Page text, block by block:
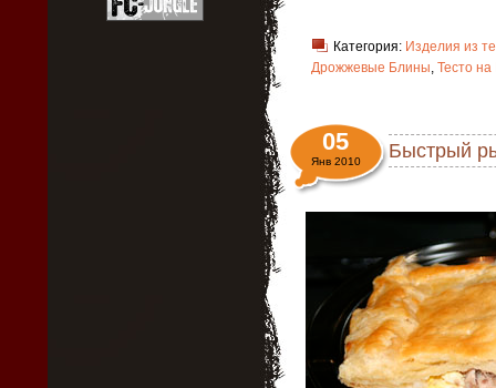
Категория: Изделия из
Дрожжевые Блины, Тесто
Быстрый
05
Янв 2010